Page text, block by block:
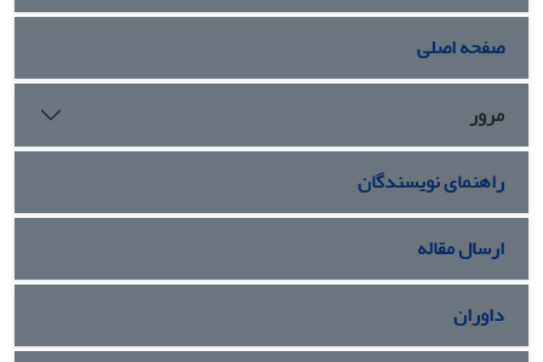
صفحه اصلی
مرور
راهنمای نویسندگان
ارسال مقاله
داوران